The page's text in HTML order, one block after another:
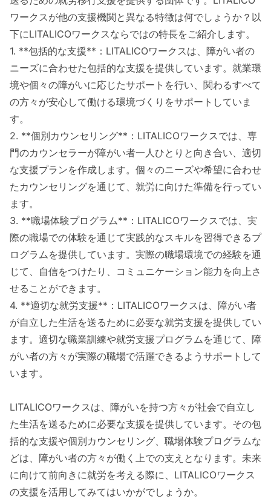
ワークスが他の支援機関と異なる特徴は何でしょうか？以
下にLITALICOワークスならではの特長をご紹介します。
1. **包括的な支援**：LITALICOワークスは、障がい者の
ニーズに合わせた包括的な支援を提供しています。就業環
境や個々の障がいに応じたサポートを行い、関わるすべて
の方々が安心して働ける環境づくりをサポートしていま
す。
2. **個別カウンセリング**：LITALICOワークスでは、専
門のカウンセラーが障がい者一人ひとりと向き合い、適切
な支援プランを作成します。個々のニーズや希望に合わせ
たカウンセリングを通じて、就労に向けた準備を行ってい
ます。
3. **職場体験プログラム**：LITALICOワークスでは、実
際の職場での体験を通じて実践的なスキルを習得できるプ
ログラムを提供しています。実際の職場環境での経験を通
じて、自信をつけたり、コミュニケーション能力を向上さ
せることができます。
4. **適切な就労支援**：LITALICOワークスは、障がい者
が自立した生活を送るために必要な就労支援を提供してい
ます。適切な職業訓練や就労支援プログラムを通じて、障
がい者の方々が実際の職場で活躍できるようサポートして
います。
LITALICOワークスは、障がいを持つ方々が社会で自立し
た生活を送るために必要な支援を提供しています。その包
括的な支援や個別カウンセリング、職場体験プログラムな
どは、障がい者の方々が働く上での支えとなります。未来
に向けて前向きに就労を考える際に、LITALICOワークス
の支援を活用してみてはいかがでしょうか。